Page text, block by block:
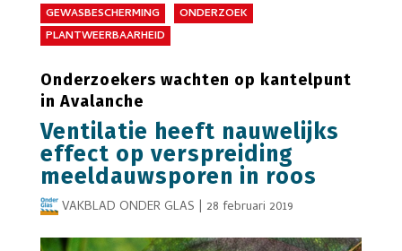
GEWASBESCHERMING
ONDERZOEK
PLANTWEERBAARHEID
Onderzoekers wachten op kantelpunt
in Avalanche
Ventilatie heeft nauwelijks
effect op verspreiding
meeldauwsporen in roos
VAKBLAD ONDER GLAS | 28 februari 2019